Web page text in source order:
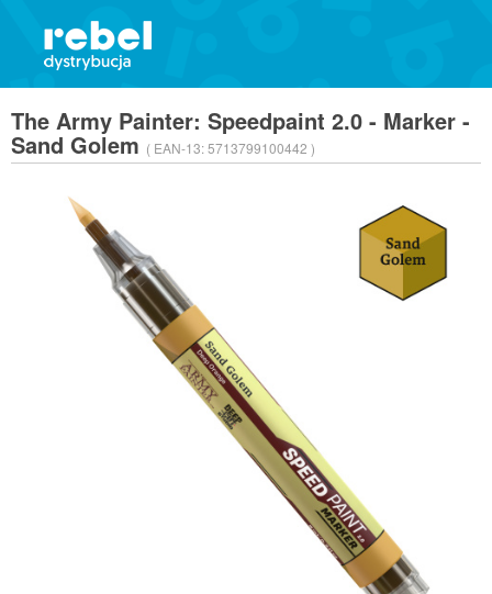
The Army Painter: Speedpaint 2.0 - Marker -
Sand Golem ( EAN-13:5713799100442 )